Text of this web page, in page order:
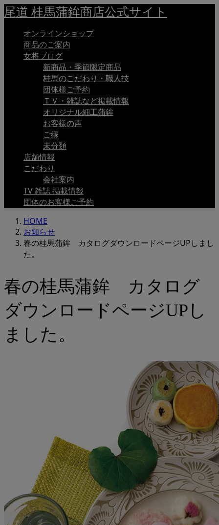
尾道 桂馬蒲鉾商店公式サイト
オンラインショップ
商品のご案内
女将ブログ
新商品・季節限定商品
桂馬のこだわり・職人技
団体様ご予約
ＴＶ・雑誌など掲載情報
オリジナル細工蒲鉾
お客様の声
ご縁
未分類
店舗情報
こだわり
会社案内
TV 雑誌 掲載情報
団体のお客様ご予約
HOME
お知らせ
春の桂馬蒲鉾 カタログダウンロードページUPしまし
た。
春の桂馬蒲鉾 カタログ
ダウンロードページUPし
ました。